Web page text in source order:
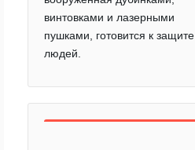
винтовками и лазерными
пушками, готовится к защите
людей.